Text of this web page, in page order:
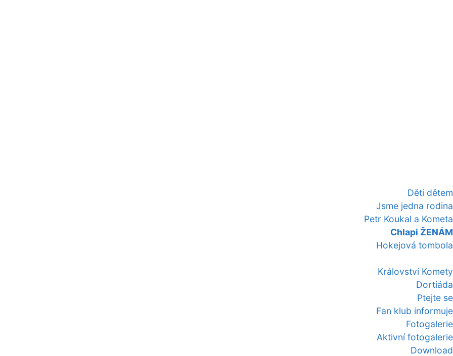
Děti dětem
Jsme jedna rodina
Petr Koukal a Kometa
Chlapi ŽENÁM
Hokejová tombola
Království Komety
Dortiáda
Ptejte se
Fan klub informuje
Fotogalerie
Aktivní fotogalerie
Download